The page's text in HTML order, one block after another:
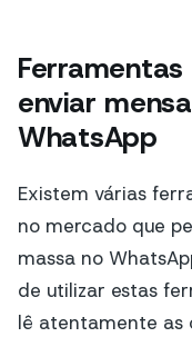
enviar
WhatsApp
Existem várias
no mercado que
massa no
de utilizar estas
lê atentamente as